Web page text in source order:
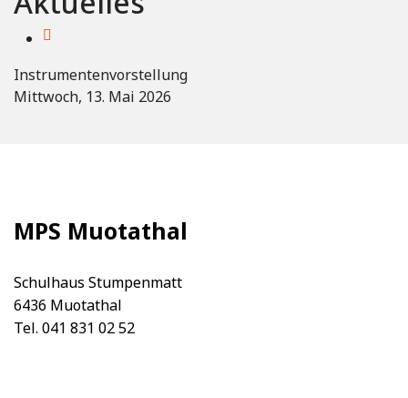
Instrumentenvorstellung
Mittwoch, 13. Mai 2026
MPS Muotathal
Schulhaus Stumpenmatt
6436 Muotathal
Tel. 041 831 02 52